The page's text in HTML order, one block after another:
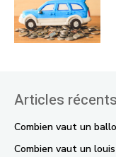
Articles récents
Combien vaut un
Combien vaut un